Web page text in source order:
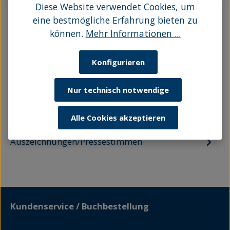
Auflage: 2
Abbildungen: Zahlreiche Abbildungen
Gottfried Haufe serviert das erste Buch über das
norddeutsche Nationalgericht und legt eine
durchweg unterhaltsame, fundi…Mehr
Auszeichnungen/Pressestimmen
Kundenservice / Buchbestellung
Diese Website verwendet Cookies, um
eine bestmögliche Erfahrung bieten zu
können. Mehr Informationen ...
Nur technisch notwendige
Konfigurieren
Alle Cookies akzeptieren